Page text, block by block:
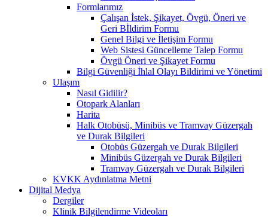
Formlarımız
Çalışan İstek, Şikayet, Övgü, Öneri ve
Geri Bİldirim Formu
Genel Bilgi ve İletişim Formu
Web Sistesi Güncelleme Talep Formu
Övgü Öneri ve Şikayet Formu
Bilgi Güvenliği İhlal Olayı Bildirimi ve Yönetimi
Ulaşım
Nasıl Gidilir?
Otopark Alanları
Harita
Halk Otobüsü, Minibüs ve Tramvay Güzergah
ve Durak Bilgileri
Otobüs Güzergah ve Durak Bilgileri
Minibüs Güzergah ve Durak Bilgileri
Tramvay Güzergah ve Durak Bilgileri
KVKK Aydınlatma Metni
Dijital Medya
Dergiler
Klinik Bilgilendirme Videoları